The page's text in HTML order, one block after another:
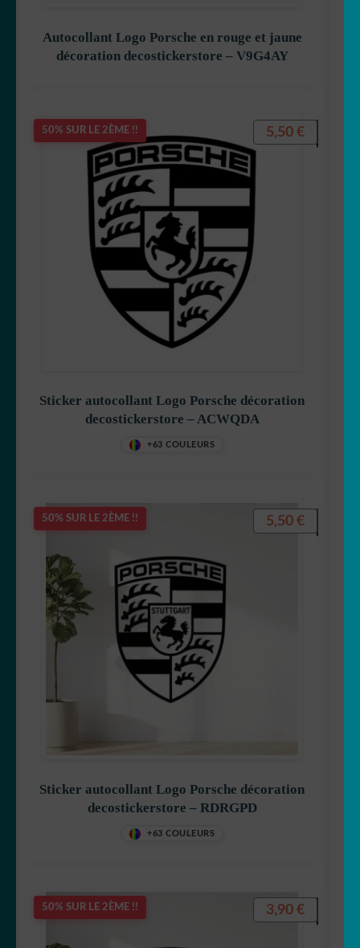
Autocollant Logo Porsche en rouge et jaune
décoration decostickerstore – V9G4AY
50% SUR LE 2ÈME !!
Sticker autocollant Logo Porsche décoration
decostickerstore – ACWQDA
+63 COULEURS
5,50 €
50% SUR LE 2ÈME !!
Sticker autocollant Logo Porsche décoration
decostickerstore – RDRGPD
+63 COULEURS
5,50 €
50% SUR LE 2ÈME !! 3,90 €